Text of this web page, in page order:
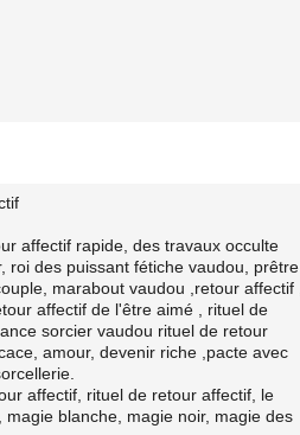
affectif rapide, des travaux occulte
roi des puissant fétiche vaudou, prêtre
marabout vaudou ,retour affectif ,
affectif de l'être aimé , rituel de
sorcier vaudou rituel de retour
amour, devenir riche ,pacte avec
affectif, rituel de retour affectif, le
blanche, magie noir, magie des